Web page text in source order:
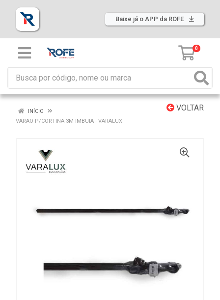
Baixe já o APP da ROFE
0
VOLTAR
INÍCIO
VARAO P/CORTINA 3M IMBUIA - VARALUX